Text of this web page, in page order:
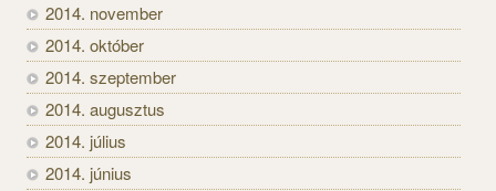
2014. november
2014. október
2014. szeptember
2014. augusztus
2014. július
2014. június